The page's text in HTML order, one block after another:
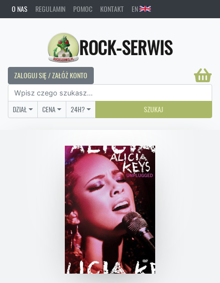
O NAS REGULAMIN POMOC KONTAKT EN
ROCK-SERWIS
ZALOGUJ SIĘ / ZAŁÓŻ KONTO
DZIAŁ CENA 24H? SZUKAJ